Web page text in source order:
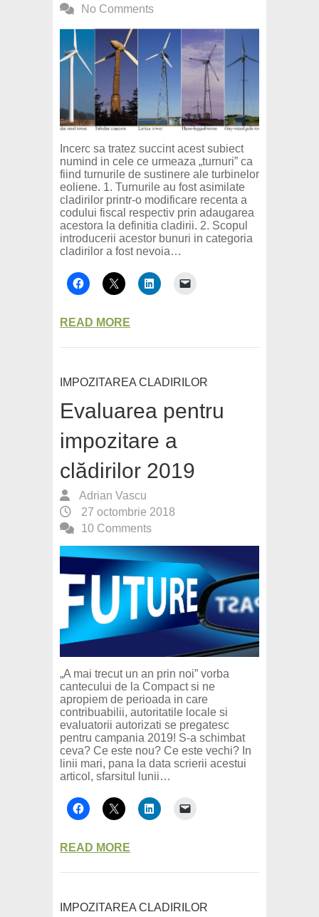
No Comments
Incerc sa tratez succint acest subiect
numind in cele ce urmeaza „turnuri” ca
fiind turnurile de sustinere ale turbinelor
eoliene. 1. Turnurile au fost asimilate
cladirilor printr-o modificare recenta a
codului fiscal respectiv prin adaugarea
acestora la definitia cladirii. 2. Scopul
introducerii acestor bunuri in categoria
cladirilor a fost nevoia…
READ MORE
IMPOZITAREA CLADIRILOR
Evaluarea pentru
impozitare a
clădirilor 2019
Adrian Vascu
27 octombrie 2018
10 Comments
„A mai trecut un an prin noi” vorba
cantecului de la Compact si ne
apropiem de perioada in care
contribuabilii, autoritatile locale si
evaluatorii autorizati se pregatesc
pentru campania 2019! S-a schimbat
ceva? Ce este nou? Ce este vechi? In
linii mari, pana la data scrierii acestui
articol, sfarsitul lunii…
READ MORE
IMPOZITAREA CLADIRILOR